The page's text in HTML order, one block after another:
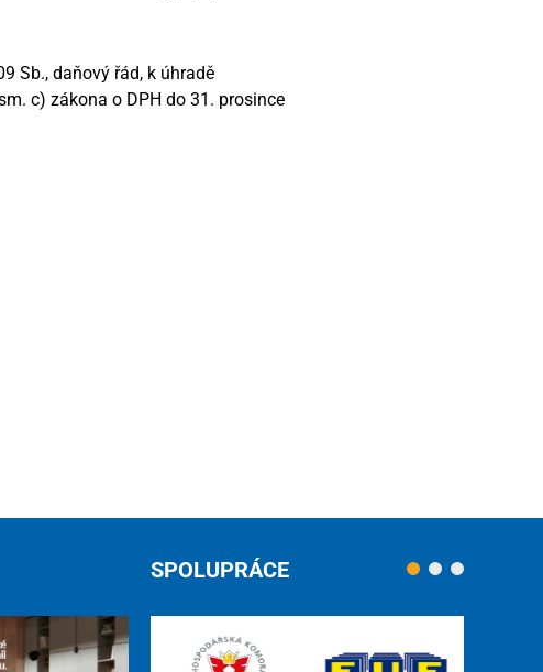
Sb., daňový řád, k úhradě
c) zákona o DPH do 31. prosince
SPOLUPRÁCE